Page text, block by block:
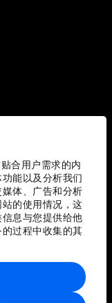
合用户需求的内
能以及分析我们
体、广告和分析
的使用情况，这
息与您提供给他
过程中收集的其